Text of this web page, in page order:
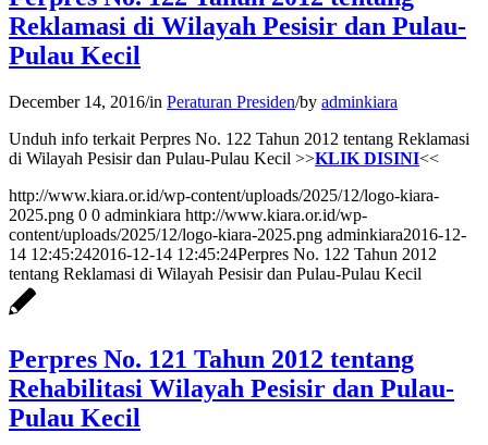
Reklamasi di Wilayah Pesisir dan Pulau-
Pulau Kecil
December 14, 2016/in Peraturan Presiden/by adminkiara
Unduh info terkait Perpres No. 122 Tahun 2012 tentang Reklamasi
di Wilayah Pesisir dan Pulau-Pulau Kecil >>KLIK DISINI<<
http://www.kiara.or.id/wp-content/uploads/2025/12/logo-kiara-
2025.png 0 0 adminkiara http://www.kiara.or.id/wp-
content/uploads/2025/12/logo-kiara-2025.png adminkiara2016-12-
14 12:45:242016-12-14 12:45:24Perpres No. 122 Tahun 2012
tentang Reklamasi di Wilayah Pesisir dan Pulau-Pulau Kecil
Perpres No. 121 Tahun 2012 tentang
Rehabilitasi Wilayah Pesisir dan Pulau-
Pulau Kecil